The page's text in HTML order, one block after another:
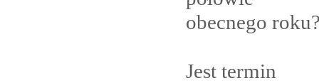
obecnego
Jest termin